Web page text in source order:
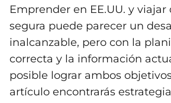
Emprender en EE.UU. y viajar
segura puede parecer un
inalcanzable, pero con la
correcta y la información
posible lograr ambos
artículo encontrarás